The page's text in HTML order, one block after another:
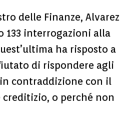
delle Finanze, Alvarez
133 interrogazioni alla
ha risposto a
di rispondere agli
contraddizione con il
o perché non